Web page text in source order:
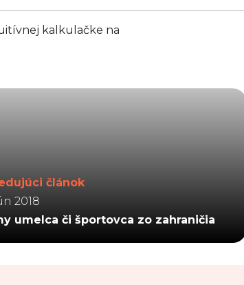
kalkulačke na
článok
2018
umelca či športovca zo zahraničia